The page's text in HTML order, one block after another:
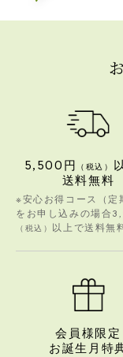
5,500円 （税込）
送料無料
安心お得コース（定
をお申し込みの場合
（税込） 以上で送料無
会員様限定
お誕生月特